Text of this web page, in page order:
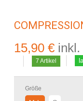
15,90 € inkl.
7 Artikel
Größe